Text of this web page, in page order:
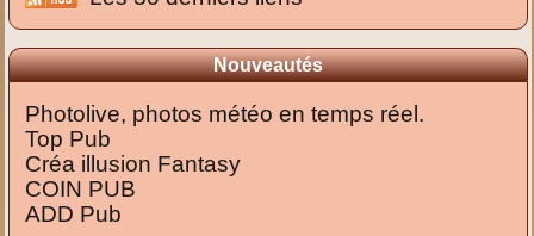
Nouveautés
Photolive, photos météo en temps réel.
Top Pub
Créa illusion Fantasy
COIN PUB
ADD Pub